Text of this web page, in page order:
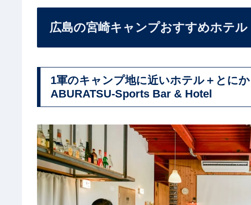
広島の宮崎キャンプおすすめホテル
1軍のキャンプ地に近いホテル＋とに
ABURATSU-Sports Bar & Hotel